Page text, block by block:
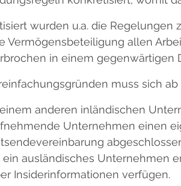
wurden u.a. die Regelungen
Vermögensbeteiligung allen
in einem gegenwärtigen
muss sich
anderen inländischen
Unternehmen einen
ein ausländisches Unternehmen
Insiderinformationen verfügen.